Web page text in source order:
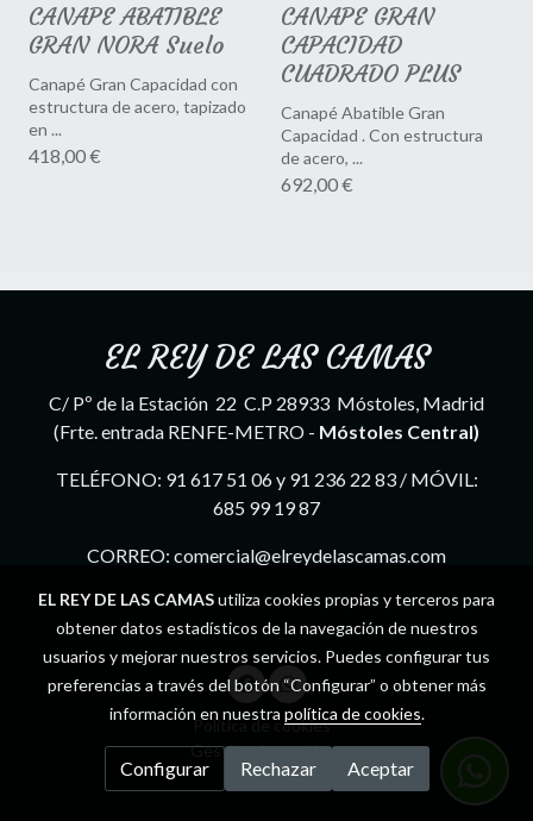
CANAPE ABATIBLE
GRAN NORA Suelo
Canapé Gran Capacidad con
estructura de acero, tapizado
en ...
418,00 €
CANAPE GRAN
CAPACIDAD
CUADRADO PLUS
Canapé Abatible Gran
Capacidad . Con estructura
de acero, ...
692,00 €
EL REY DE LAS CAMAS
C/ Pº de la Estación 22 C.P 28933 Móstoles, Madrid
(Frte. entrada RENFE-METRO - Móstoles Central)
TELÉFONO: 91 617 51 06 y 91 236 22 83 / MÓVIL:
685 99 19 87
CORREO: comercial@elreydelascamas.com
Política de cookies
Gestión de cookies
EL REY DE LAS CAMASutiliza cookies propias y terceros para
obtener datos estadísticos de la navegación de nuestros
usuarios y mejorar nuestros servicios. Puedes configurar tus
preferencias a través del botón “Configurar” o obtener más
información en nuestra política de cookies.
Configurar Rechazar Aceptar